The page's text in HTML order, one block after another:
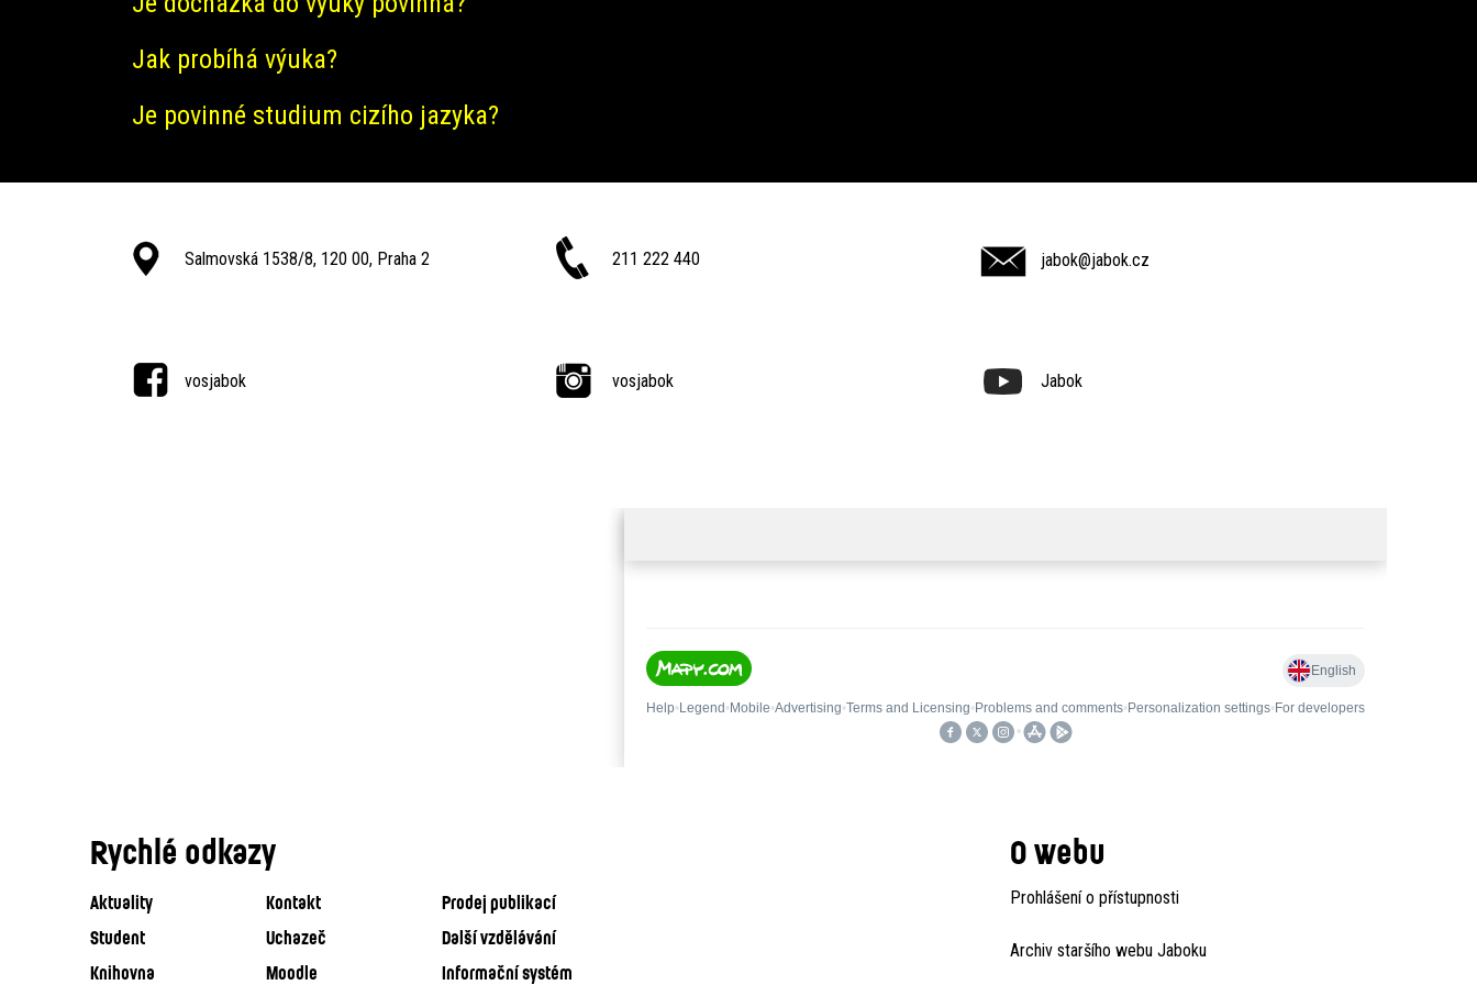
Jak probíhá výuka?
Je povinné studium cizího jazyka?
Salmovská 1538/8, 120 00, Praha 2 211 222 440 jabok@jabok.cz
vosjabok vosjabok Jabok
Rychlé odkazy
Aktuality Kontakt
Prodej publikací
Student
Uchazeč
Další vzdělávání
Knihovna
Moodle Informační systém
O webu
Prohlášení o přístupnosti
Archiv staršího webu Jaboku